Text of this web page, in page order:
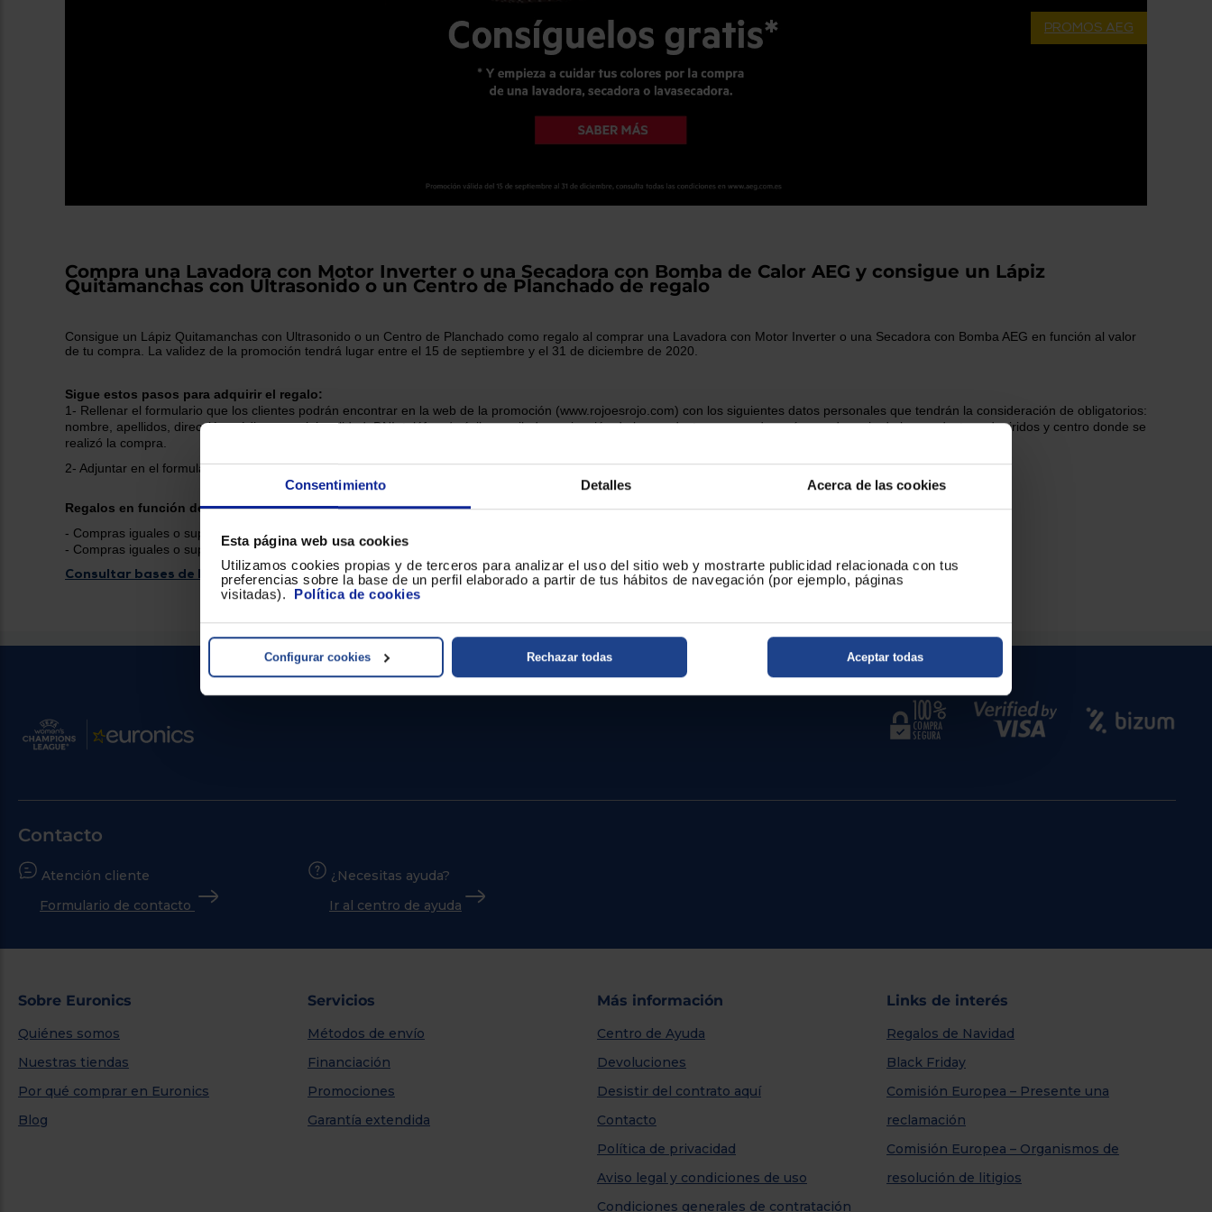
Consentimiento Detalles Acerca de las cookies
Esta página web usa cookies
Utilizamos cookies propias y de terceros para analizar el uso del sitio web y mostrarte publicidad relacionada con tus
preferencias sobre la base de un perfil elaborado a partir de tus hábitos de navegación (por ejemplo, páginas
visitadas). Política de cookies
Rechazar todas
Configurar cookies Aceptar todas
dispositivos
táctiles
usar
los
de
y
PROMOS AEG
Compra una Lavadora con Motor Inverter o una Secadora con Bomba de Calor AEG y consigue un Lápiz
Quitamanchas con Ultrasonido o un Centro de Planchado de regalo
Consigue un Lápiz Quitamanchas con Ultrasonido o un Centro de Planchado como regalo al comprar una Lavadora con Motor Inverter o una Secadora con Bomba AEG en función al valor
de tu compra. La validez de la promoción tendrá lugar entre el 15 de septiembre y el 31 de diciembre de 2020.
Sigue estos pasos para adquirir el regalo:
1- Rellenar el formulario que los clientes podrán encontrar en la web de la promoción (www.rojoesrojo.com) con los siguientes datos personales que tendrán la consideración de obligatorios:
nombre, apellidos, dirección, código postal, localidad, DNI, teléfono/móvil, e-mail, denominación de los productos comprados, número de serie de los productos adquiridos y centro donde se
realizó la compra.
2- Adjuntar en el formulario onlineque podrán encontrar enwww.rojoesrojo.com,una fotografía de la factura de compra.
Regalos en función del valor de la compra:
- Compras iguales o superiores a 449€: el cliente recibirá un Lápiz Quitamanchas con Ultrasonido AEG
- Compras iguales o superioresa 599€: el cliente obtendrá un Centro de planchado AEG ST6-1-8EG
Consultar bases de la promoción
Contacto
Atención cliente
Formulario de contacto
¿Necesitas ayuda?
Ir al centro de ayuda
Sobre Euronics
Quiénes somos
Nuestras tiendas
Por qué comprar en Euronics
Blog
Servicios
Métodos de envío
Financiación
Promociones
Garantía extendida
Más información
Centro de Ayuda
Devoluciones
Desistir del contrato aquí
Contacto
Política de privacidad
Aviso legal y condiciones de uso
Condiciones generales de contratación
Links de interés
Regalos de Navidad
Black Friday
Comisión Europea – Presente una
reclamación
Comisión Europea – Organismos de
resolución de litigios